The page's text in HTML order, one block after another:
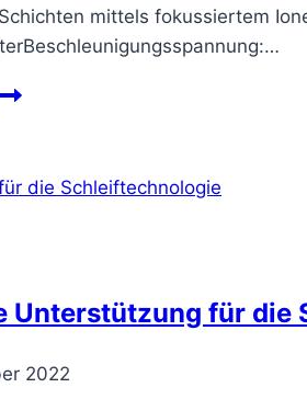
mittels fokussiertem
Unterstützung für die
2022